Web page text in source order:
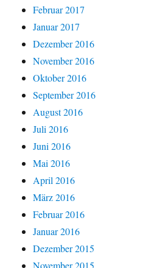
Februar 2017
Januar 2017
Dezember 2016
November 2016
Oktober 2016
September 2016
August 2016
Juli 2016
Juni 2016
Mai 2016
April 2016
März 2016
Februar 2016
Januar 2016
Dezember 2015
November 2015